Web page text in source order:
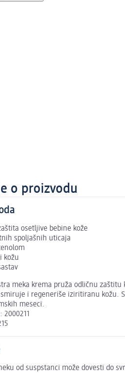
o proizvodu
osetljive bebine kože
spoljašnih uticaja
kožu
meka krema pruža odličnu
i regeneriše iziritiranu kožu.
meseci.
2000211
od suspstanci može dovesti do